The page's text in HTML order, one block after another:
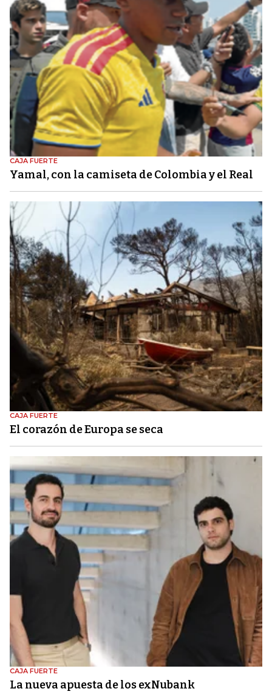
CAJA FUERTE
Yamal, con la camiseta de Colombia y el Real
CAJA FUERTE
El corazón de Europa se seca
CAJA FUERTE
La nueva apuesta de los exNubank